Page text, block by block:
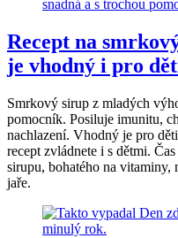
Recept na
je vhodný i pro
Smrkový sirup z mladých
pomocník. Posiluje imunitu,
nachlazení. Vhodný je pro
recept zvládnete i s dětmi.
sirupu, bohatého na vitaminy,
jaře.